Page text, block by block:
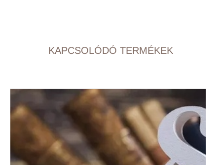
KAPCSOLÓDÓ TERMÉKEK